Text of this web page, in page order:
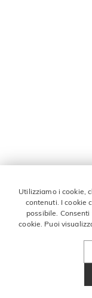
Utilizziamo i cookie,
contenuti. I cookie
possibile.
cookie. Puoi